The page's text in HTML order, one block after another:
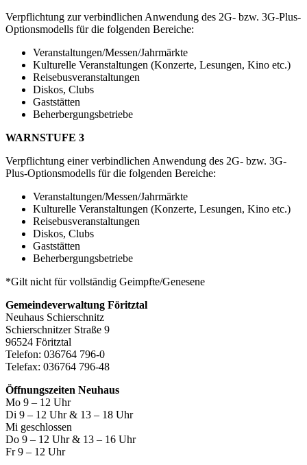
Verpflichtung zur verbindlichen Anwendung des 2G- bzw. 3G-Plus-
Optionsmodells für die folgenden Bereiche:
Veranstaltungen/Messen/Jahrmärkte
Kulturelle Veranstaltungen (Konzerte, Lesungen, Kino etc.)
Reisebusveranstaltungen
Diskos, Clubs
Gaststätten
Beherbergungsbetriebe
WARNSTUFE 3
Verpflichtung einer verbindlichen Anwendung des 2G- bzw. 3G-
Plus-Optionsmodells für die folgenden Bereiche:
Veranstaltungen/Messen/Jahrmärkte
Kulturelle Veranstaltungen (Konzerte, Lesungen, Kino etc.)
Reisebusveranstaltungen
Diskos, Clubs
Gaststätten
Beherbergungsbetriebe
*Gilt nicht für vollständig Geimpfte/Genesene
Gemeindeverwaltung Föritztal
Neuhaus Schierschnitz
Schierschnitzer Straße 9
96524 Föritztal
Telefon: 036764 796-0
Telefax: 036764 796-48
Öffnungszeiten Neuhaus
Mo 9 – 12 Uhr
Di 9 – 12 Uhr & 13 – 18 Uhr
Mi geschlossen
Do 9 – 12 Uhr & 13 – 16 Uhr
Fr 9 – 12 Uhr